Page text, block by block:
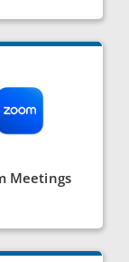
Meetings